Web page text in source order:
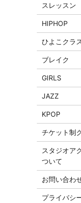
スレッスン
HIPHOP
ひよこクラ
ブレイク
GIRLS
JAZZ
KPOP
チケット制
スタジオア
ついて
お問い合わ
プライバシ